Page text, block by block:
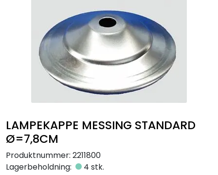
LAMPEKAPPE MESSING STANDARD
Ø=7,8CM
Produktnummer: 2211800
Lagerbeholdning:
4 stk.
Råmaterialer
Gipsformer
Dekaler